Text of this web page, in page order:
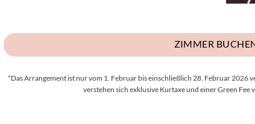
ZIMMER
*Das Arrangement ist nur vom 1. Februar bis einschließlich 28. Februar 2026
verstehen sich exklusive Kurtaxe und einer Green Fee